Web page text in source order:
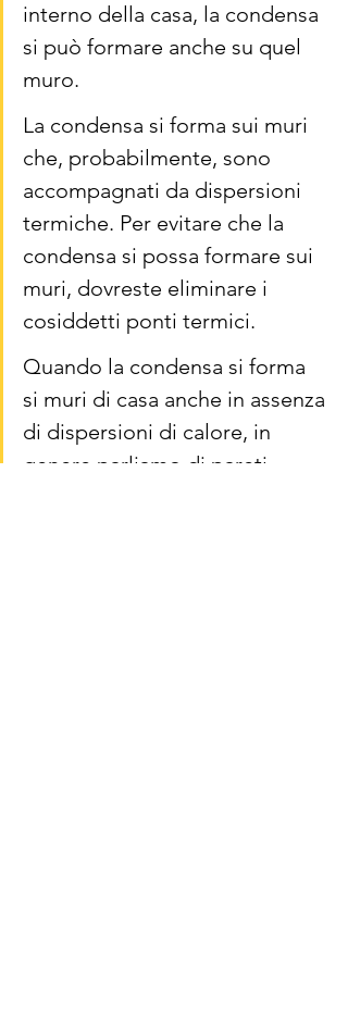
interno della casa, la condensa
si può formare anche su quel
muro.
La condensa si forma sui muri
che, probabilmente, sono
accompagnati da dispersioni
termiche. Per evitare che la
condensa si possa formare sui
muri, dovreste eliminare i
cosiddetti ponti termici.
Quando la condensa si forma
si muri di casa anche in assenza
di dispersioni di calore, in
genere parliamo di pareti